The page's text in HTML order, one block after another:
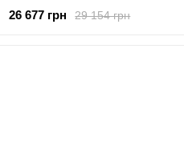
29 154 грн
26 677 грн